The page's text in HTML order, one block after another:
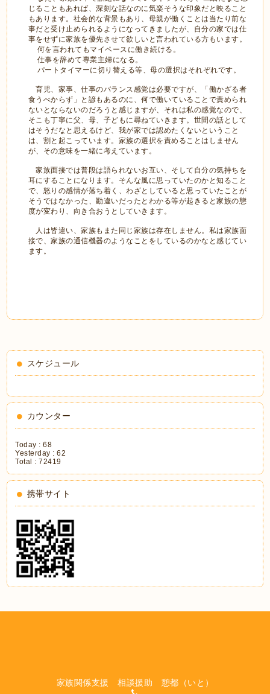
じることもあれば、深刻な話なのに気楽そうな印象だと映ること
もあります。社会的な背景もあり、母親が働くことは当たり前な
事だと受け止められるようになってきましたが、自分の家では仕
事をせずに家族を優先させて欲しいと言われている方もいます。
何を言われてもマイペースに働き続ける。
仕事を辞めて専業主婦になる。
パートタイマーに切り替える等、母の選択はそれぞれです。
育児、家事、仕事のバランス感覚は必要ですが、「働かざる者
食うべからず」と諺もあるのに、何で働いていることで責められ
ないとならないのだろうと感じますが、それは私の感覚なので、
そこも丁寧に父、母、子どもに尋ねていきます。世間の話として
はそうだなと思えるけど、我が家では認めたくないということ
は、割と起こっています。家族の選択を責めることはしません
が、その意味を一緒に考えています。
家族面接では普段は語られないお互い、そして自分の気持ちを
耳にすることになります。そんな風に思っていたのかと知ること
で、怒りの感情が落ち着く、わざとしていると思っていたことが
そうではなかった、勘違いだったとわかる等が起きると家族の態
度が変わり、向き合おうとしていきます。
人は皆違い、家族もまた同じ家族は存在しません。私は家族面
接で、家族の通信機器のようなことをしているのかなと感じてい
ます。
スケジュール
カウンター
Today :68
Yesterday :62
Total :72419
携帯サイト
家族関係支援 相談援助 憩都（いと）